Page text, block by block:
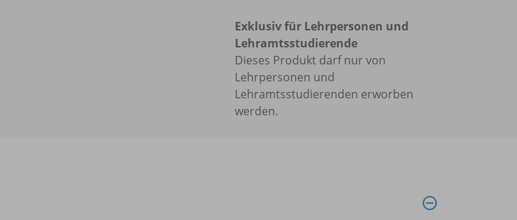
Exklusiv für Lehrpersonen und
Lehramtsstudierende
Dieses Produkt darf nur von
Lehrpersonen und
Lehramtsstudierenden erworben
werden.